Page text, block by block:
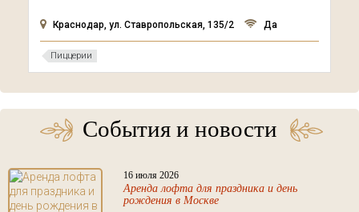
Краснодар, ул. Ставропольская, 135/2 Да
Пиццерии
События и новости
16 июля 2026
Аренда лофта для праздника и день
рождения в Москве